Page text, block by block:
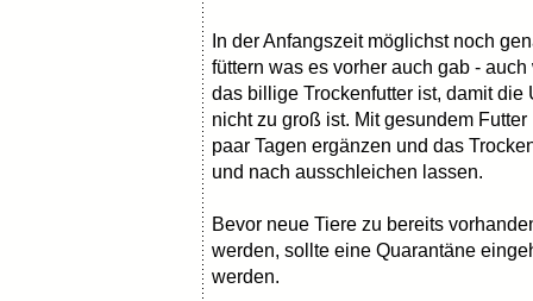
In der Anfangszeit möglichst noch
füttern was es vorher auch gab - auch
das billige Trockenfutter ist, damit die
nicht zu groß ist. Mit gesundem Futter
paar Tagen ergänzen und das
und nach ausschleichen lassen.
Bevor neue Tiere zu bereits
werden, sollte eine Quarantäne
werden.